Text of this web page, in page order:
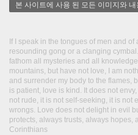
본 사이트에 사용 된 모든 이미지와
If I speak in the tongues of men and
resounding gong or a clanging
fathom all mysteries and all
mountains, but have not love, I am
and surrender my body to the flames,
is patient, love is kind. It does not
not rude, it is not self-seeking, it is not
wrongs. Love does not delight in evil
protects, always trusts, always hopes,
Corinthians